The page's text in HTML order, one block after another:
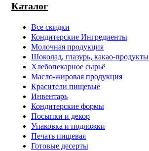
Каталог
Все скидки
Кондитерские Ингредиенты
Молочная продукция
Шоколад, глазурь, какао-продукты
Хлебопекарное сырьё
Масло-жировая продукция
Красители пищевые
Инвентарь
Кондитерские формы
Посыпки и декор
Упаковка и подложки
Печать пищевая
Готовые десерты